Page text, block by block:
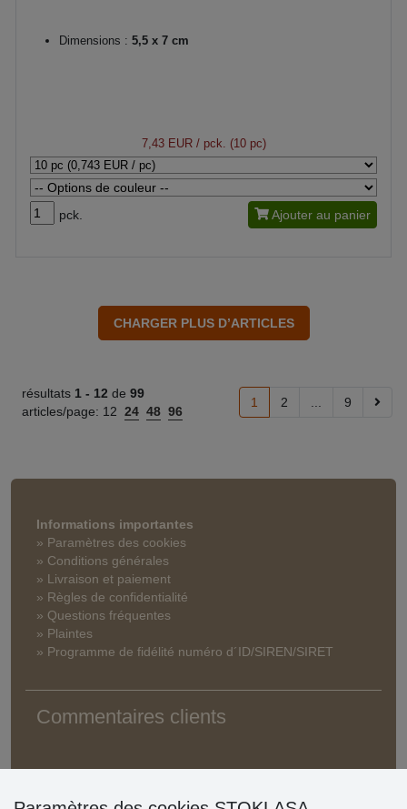
Dimensions : 5,5 x 7 cm
7,43 EUR/ pck. (10 pc)
pck. Ajouter au panier
résultats 1 - 12 de 99
articles/page: 12 24 48 96
1 2 9
Informations importantes
» Paramètres des cookies
» Conditions générales
» Livraison et paiement
» Règles de confidentialité
» Questions fréquentes
» Plaintes
» Programme de fidélité numéro d´ID/SIREN/SIRET
Commentaires clients